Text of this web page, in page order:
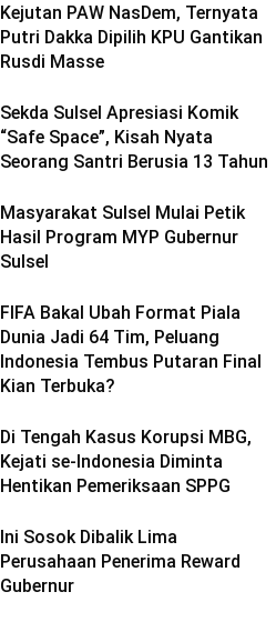
Kejutan PAW NasDem, Ternyata
Putri Dakka Dipilih KPU Gantikan
Rusdi Masse
Sekda Sulsel Apresiasi Komik
“Safe Space”, Kisah Nyata
Seorang Santri Berusia 13 Tahun
Masyarakat Sulsel Mulai Petik
Hasil Program MYP Gubernur
Sulsel
FIFA Bakal Ubah Format Piala
Dunia Jadi 64 Tim, Peluang
Indonesia Tembus Putaran Final
Kian Terbuka?
Di Tengah Kasus Korupsi MBG,
Kejati se-Indonesia Diminta
Hentikan Pemeriksaan SPPG
Ini Sosok Dibalik Lima
Perusahaan Penerima Reward
Gubernur